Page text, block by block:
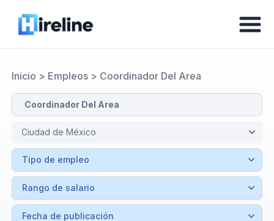
Inicio > Empleos> Coordinador Del Area